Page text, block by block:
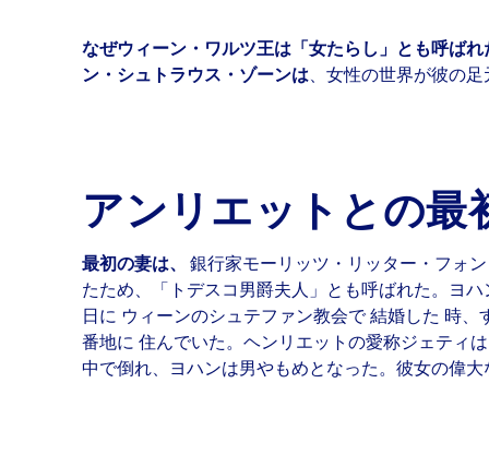
なぜウィーン・ワルツ王は「女たらし」とも呼ば
ン・シュトラウス・ゾーンは、女性の世界が彼の
アンリエットとの最
最初の妻は、銀行家モーリッツ・リッター・フォ
たため、「トデスコ男爵夫人」とも呼ばれた。ヨ
日に ウィーンのシュテファン教会で結婚した 時、
番地に住んでいた。ヘンリエットの愛称ジェティ
中で倒れ、ヨハンは男やもめとなった。彼女の偉